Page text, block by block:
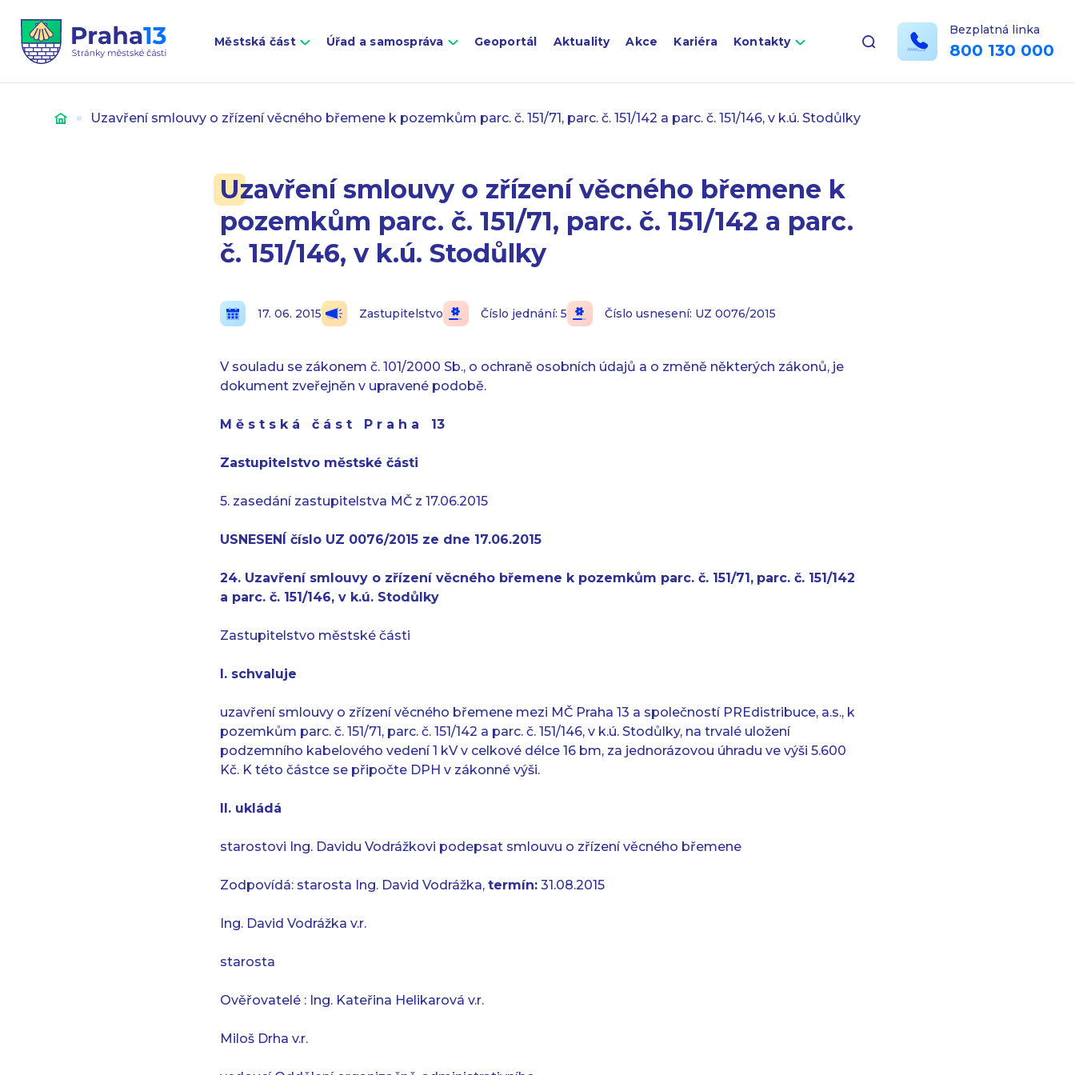
Městská část Úřad a samospráva Geoportál Aktuality Akce Kariéra Kontakty
Bezplatná linka
800 130 000
Úvod Uzavření smlouvy o zřízení věcného břemene k pozemkům parc. č. 151/71, parc. č. 151/142 a parc. č. 151/146, v k.ú. Stodůlky
Uzavření smlouvy o zřízení věcného břemene k
pozemkům parc. č. 151/71, parc. č. 151/142 a parc.
č. 151/146, v k.ú. Stodůlky
17. 06. 2015 Zastupitelstvo Číslo jednání: 5 Číslo usnesení: UZ 0076/2015
V souladu se zákonem č. 101/2000 Sb., o ochraně osobních údajů a o změně některých zákonů, je
dokument zveřejněn v upravené podobě.
M ě s t s k á č á s t P r a h a 13
Zastupitelstvo městské části
5. zasedání zastupitelstva MČ z 17.06.2015
USNESENÍ číslo UZ 0076/2015 ze dne 17.06.2015
24. Uzavření smlouvy o zřízení věcného břemene k pozemkům parc. č. 151/71, parc. č. 151/142
a parc. č. 151/146, v k.ú. Stodůlky
Zastupitelstvo městské části
I. schvaluje
uzavření smlouvy o zřízení věcného břemene mezi MČ Praha 13 a společností PREdistribuce, a.s., k
pozemkům parc. č. 151/71, parc. č. 151/142 a parc. č. 151/146, v k.ú. Stodůlky, na trvalé uložení
podzemního kabelového vedení 1 kV v celkové délce 16 bm, za jednorázovou úhradu ve výši 5.600
Kč. K této částce se připočte DPH v zákonné výši.
II. ukládá
starostovi Ing. Davidu Vodrážkovi podepsat smlouvu o zřízení věcného břemene
Zodpovídá: starosta Ing. David Vodrážka, termín:31.08.2015
Ing. David Vodrážka v.r.
starosta
Ověřovatelé : Ing. Kateřina Helikarová v.r.
Miloš Drha v.r.